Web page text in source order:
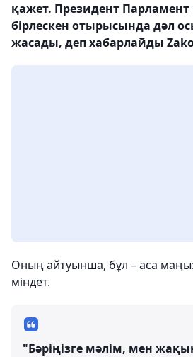
қажет. Президент
бірлескен отырысында дәл
жасады, деп хабарлайды
Оның айтуынша, бұл – аса
міндет.
"Бәріңізге мәлім, мен